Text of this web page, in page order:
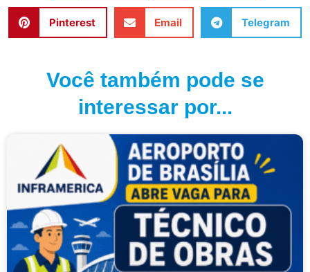
Pinterest Email Telegram
Você também pode se
interessar por...